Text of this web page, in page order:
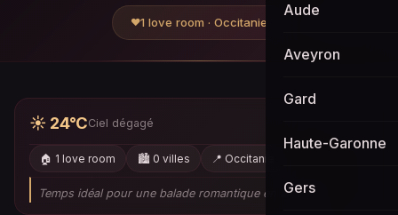
Aude
Aveyron
Gard
Haute-Garonne
Gers
1 love room · Occitanie
☀️ 24°CCiel dégagé
🏠 1 love room 🏙️ 0 villes 📍 Occitanie
Temps idéal pour une balade romantique en amoureux ☀️